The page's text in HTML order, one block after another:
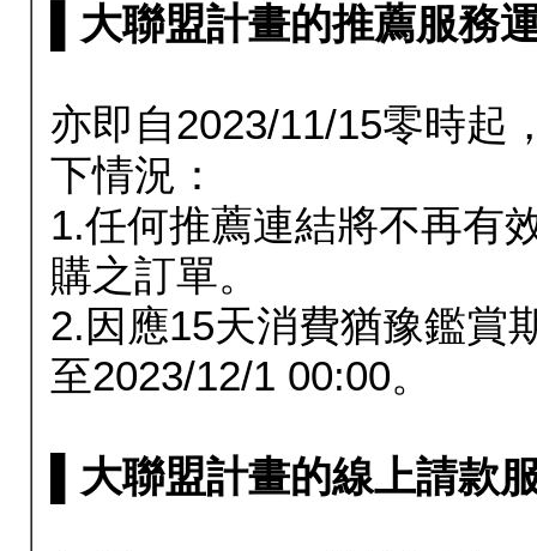
▌大聯盟計畫的推薦服務
亦即自2023/11/15零時起
下情況：
1.任何推薦連結將不再有
購之訂單。
2.因應15天消費猶豫鑑賞
至2023/12/1 00:00。
▌大聯盟計畫的線上請款